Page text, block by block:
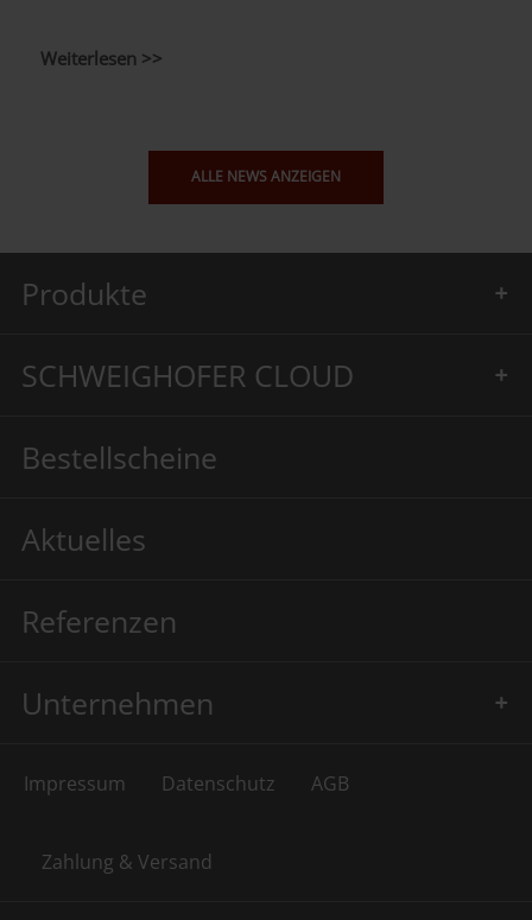
Weiterlesen >>
ALLE NEWS ANZEIGEN
Produkte
SCHWEIGHOFER CLOUD
Bestellscheine
Aktuelles
Referenzen
Unternehmen
Impressum Datenschutz AGB
Zahlung & Versand